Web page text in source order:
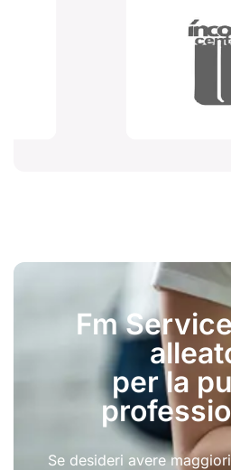
Fm
per la
Se desideri avere